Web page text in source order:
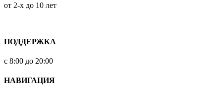
от 2-х до 10 лет
ПОДДЕРЖКА
с 8:00 до 20:00
НАВИГАЦИЯ